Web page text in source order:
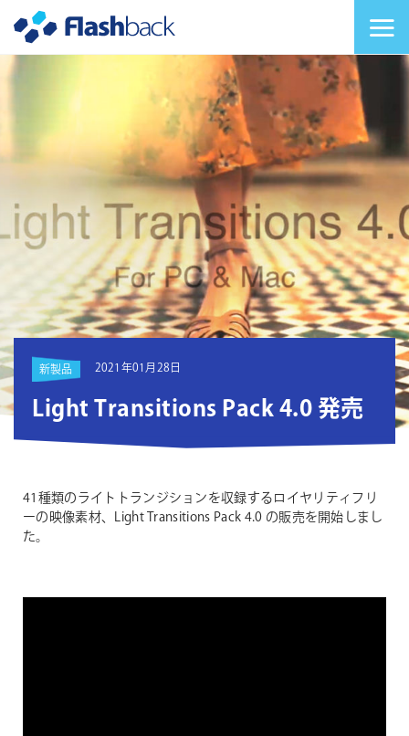
新製品 2021年01月28日
Light Transitions Pack 4.0 発売
41種類のライトトランジションを収録するロイヤリティフリ
ーの映像素材、Light Transitions Pack 4.0 の販売を開始しまし
た。